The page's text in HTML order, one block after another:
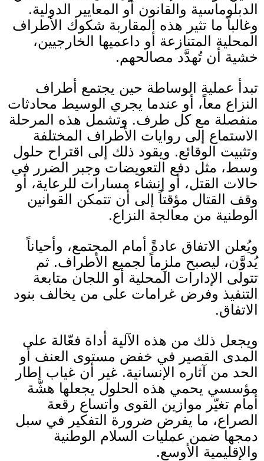
الدبلوماسية والقانون أو المعايير الدولية.
وغالباً ما تثير هذه المقاربة شكوك الأطراف
المحلية المتنازعة أو داعميها الخارجيين،
خشية أن تُهدَّد مصالحهم.
تبدأ عملية الوساطة حين يجتمع أطراف
النزاع معاً، أو عندما يجري الوسيط محادثات
منفصلة مع كل طرف. وتشمل هذه المرحلة
الاستماع إلى روايات الأطراف المختلفة
وتثبيت الوقائع. ويقود ذلك إلى اقتراح حلول
وسط، مثل دفع التعويضات وجبر الضرر في
حالات القتل، أو إنشاء مسارات للرعاية، أو
وقف القتال مؤقتاً إلى أن تتمكن القوانين
الوطنية من معالجة النزاع.
ويُعلن الاتفاق عادةً أمام المجتمع، وأحياناً
يُدوَّن، ليصبح ملزِماً لجميع الأطراف. ثم
تتولى الإدارات المحلية أو اللجان متابعة
التنفيذ وفرض غرامات على من يخالف بنود
الاتفاق.
ويجعل ذلك من هذه الآلية أداة فعّالة على
المدى القصير في خفض مستوى العنف أو
الحد من آثاره الإنسانية. غير أن غياب إطار
مؤسسي يحمي هذه الحلول يجعلها هشّة
أمام تغيّر موازين القوى واتساع رقعة
الصراع، ما يفرض ضرورة التفكير في سبل
دمجها ضمن عمليات السلام الوطنية
والإقليمية الأوسع.